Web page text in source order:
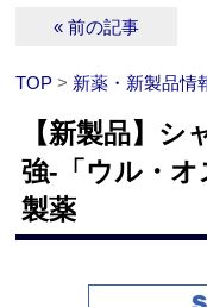
« 前の記事
TOP > 新薬・新製品情
【新製品】
強‐「ウル・
製薬